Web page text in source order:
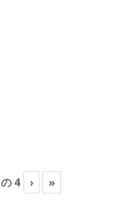
の4 › »